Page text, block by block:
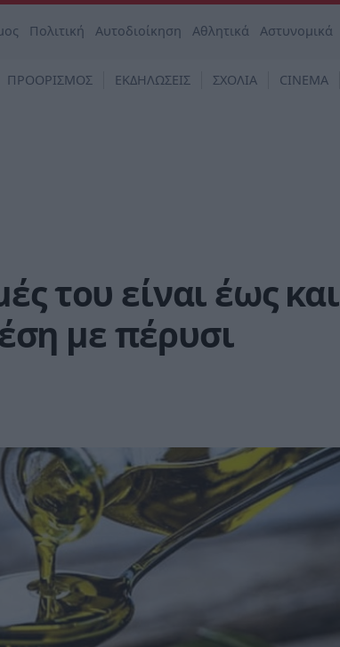
Πολιτική Αυτοδιοίκηση Αθλητικά Αστυνομικά
ΠΡΟΟΡΙΣΜΟΣ ΕΚΔΗΛΩΣΕΙΣ ΣΧΟΛΙΑ CINEMA
του είναι έως και
με πέρυσι